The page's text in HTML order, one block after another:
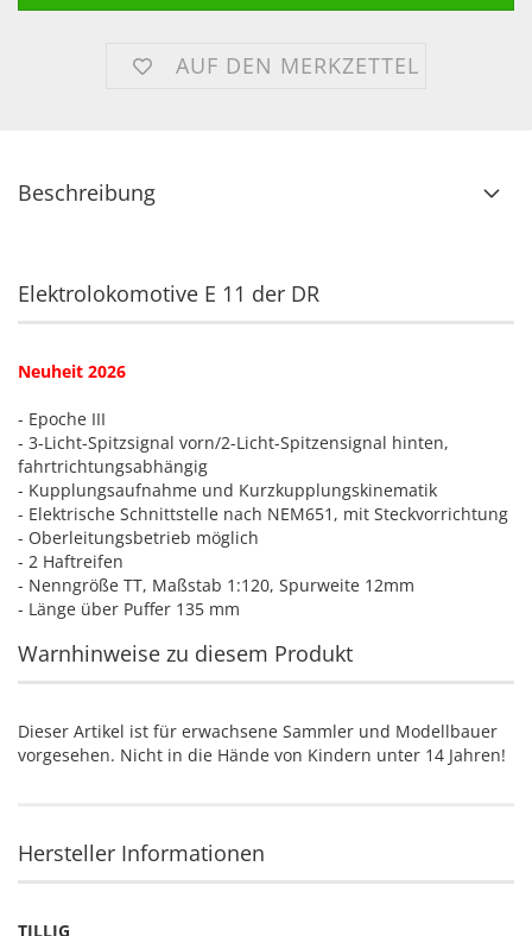
AUF DEN MERKZETTEL
Beschreibung
Elektrolokomotive E 11 der DR
Neuheit 2026
- Epoche III
- 3-Licht-Spitzsignal vorn/2-Licht-Spitzensignal hinten,
fahrtrichtungsabhängig
- Kupplungsaufnahme und Kurzkupplungskinematik
- Elektrische Schnittstelle nach NEM651, mit Steckvorrichtung
- Oberleitungsbetrieb möglich
- 2 Haftreifen
- Nenngröße TT, Maßstab 1:120, Spurweite 12mm
- Länge über Puffer 135 mm
Warnhinweise zu diesem Produkt
Dieser Artikel ist für erwachsene Sammler und Modellbauer
vorgesehen. Nicht in die Hände von Kindern unter 14 Jahren!
Hersteller Informationen
TILLIG